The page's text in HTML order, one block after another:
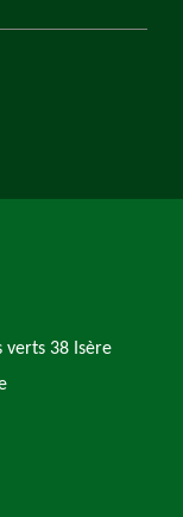
verts 38 Isère